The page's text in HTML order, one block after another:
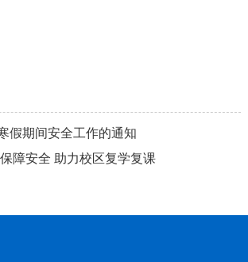
假期间安全工作的通知
障安全 助力校区复学复课